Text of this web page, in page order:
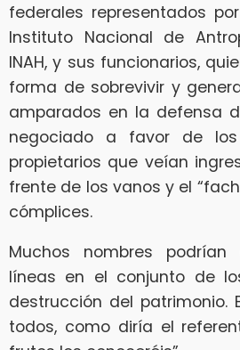
federales representados
Instituto Nacional de
INAH, y sus funcionarios,
forma de sobrevivir y
amparados en la defensa
negociado a favor de
propietarios que veían
frente de los vanos y el
cómplices.
Muchos nombres
líneas en el conjunto de
destrucción del patrimonio.
todos, como diría el